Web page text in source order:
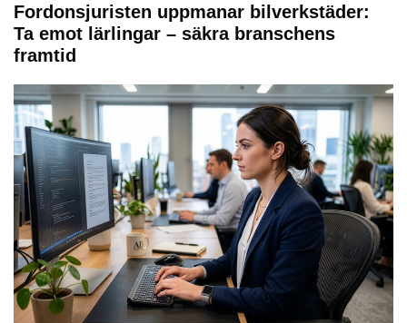
Fordonsjuristen uppmanar bilverkstäder:
Ta emot lärlingar – säkra branschens
framtid